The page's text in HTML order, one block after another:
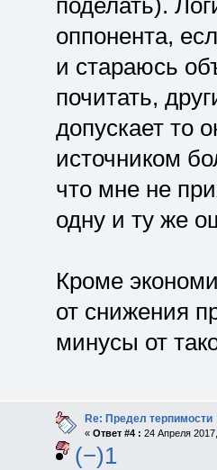
поделать).
оппонента,
и стараюсь
почитать,
допускает то
источником
что мне не
одну и ту же
Кроме
от снижения
минусы от
Re: Предел терпимости
« Ответ #4 : 24 Апреля
(−)1